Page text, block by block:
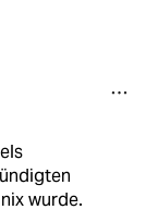
wurde.